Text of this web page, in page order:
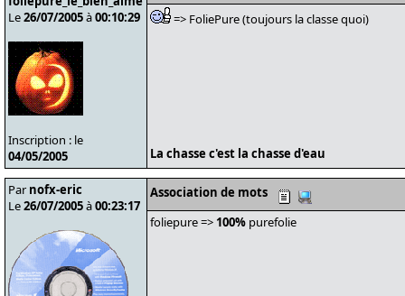
Le26/07/2005à00:10:29
Inscription : le
04/05/2005
=> FoliePure (toujours la classe quoi)
La chasse c'est la chasse d'eau
Par nofx-eric
Le26/07/2005à00:23:17
Association de mots
foliepure => 100% purefolie